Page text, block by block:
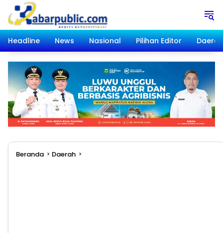
Langsung
konten
Headline
News Nasional Pilihan Editor Daerah
Beranda Daerah